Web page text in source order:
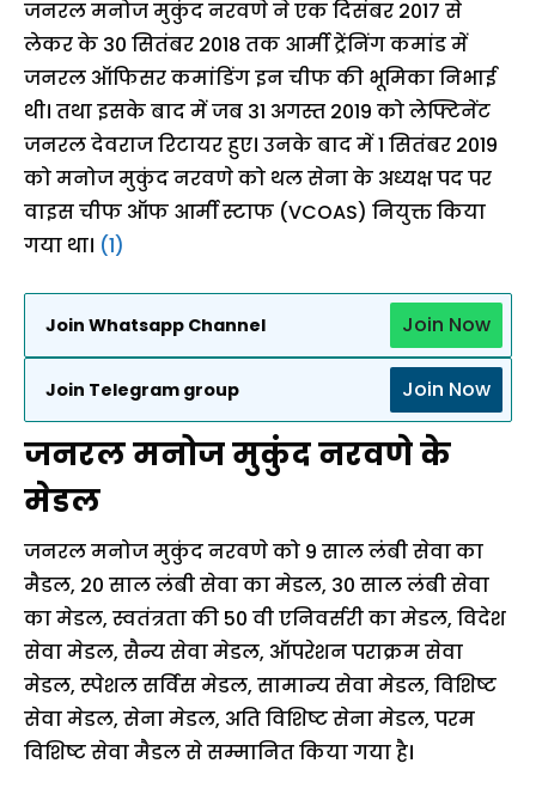
जनरल मनोज मुकुंद नरवणे ने एक दिसंबर 2017 से
लेकर के 30 सितंबर 2018 तक आर्मी ट्रेंनिंग कमांड में
जनरल ऑफिसर कमांडिंग इन चीफ की भूमिका निभाई
थी। तथा इसके बाद में जब 31 अगस्त 2019 को लेफ्टिनेंट
जनरल देवराज रिटायर हुए। उनके बाद में 1 सितंबर 2019
को मनोज मुकुंद नरवणे को थल सेना के अध्यक्ष पद पर
वाइस चीफ ऑफ आर्मी स्टाफ (VCOAS) नियुक्त किया
गया था। (1)
Join Whatsapp Channel Join Now
Join Telegram group Join Now
जनरल मनोज मुकुंद नरवणे के
मेडल
जनरल मनोज मुकुंद नरवणे को 9 साल लंबी सेवा का
मैडल, 20 साल लंबी सेवा का मेडल, 30 साल लंबी सेवा
का मेडल, स्वतंत्रता की 50 वी एनिवर्सरी का मेडल, विदेश
सेवा मेडल, सैन्य सेवा मेडल, ऑपरेशन पराक्रम सेवा
मेडल, स्पेशल सर्विस मेडल, सामान्य सेवा मेडल, विशिष्ट
सेवा मेडल, सेना मेडल, अति विशिष्ट सेना मेडल, परम
विशिष्ट सेवा मैडल से सम्मानित किया गया है।